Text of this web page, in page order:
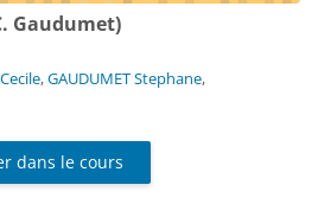
Gaudumet)
,GAUDUMET Stephane,
dans le cours